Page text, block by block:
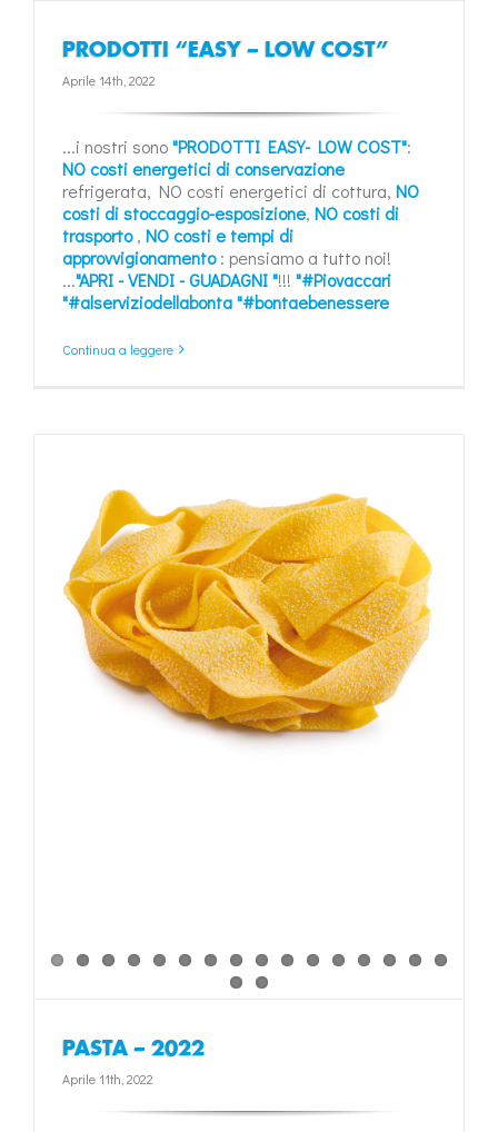
PRODOTTI “EASY – LOW COST”
Aprile 14th, 2022
...i nostri sono"PRODOTTI EASY- LOW COST":
NO costi energetici di conservazione
refrigerata, NO costi energetici di cottura, NO
costi di stoccaggio-esposizione, NO costi di
trasporto, NO costi e tempi di
approvvigionamento: pensiamo a tutto noi!
..."APRI - VENDI - GUADAGNI "!!! "#Piovaccari
"#alserviziodellabonta"#bontaebenessere
Continua a leggere
PASTA – 2022
Aprile 11th, 2022